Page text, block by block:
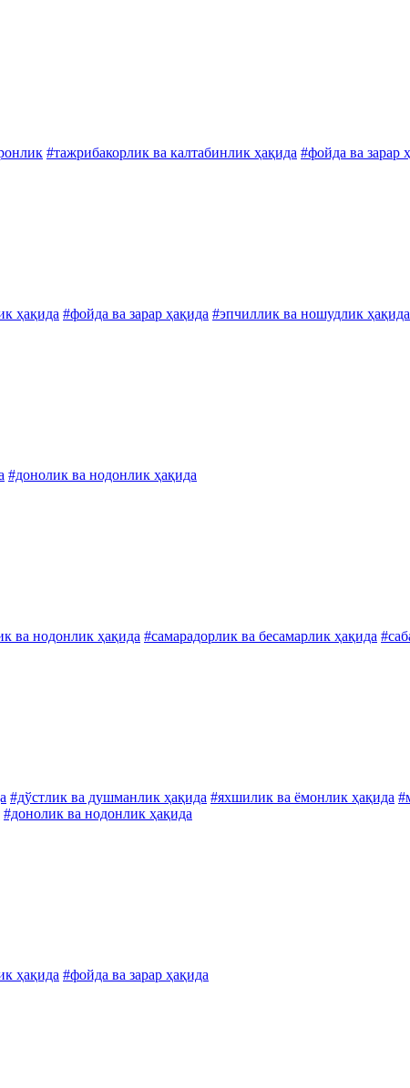
#тажрибакорлик ва калтабинлик ҳақида #фойда ва зарар
ҳақида #фойда ва зарар ҳақида #эпчиллик ва ношудлик ҳақида
#донолик ва нодонлик ҳақида
ва нодонлик ҳақида #самарадорлик ва бесамарлик ҳақида
#дўстлик ва душманлик ҳақида #яхшилик ва ёмонлик ҳақида
#донолик ва нодонлик ҳақида
ҳақида #фойда ва зарар ҳақида